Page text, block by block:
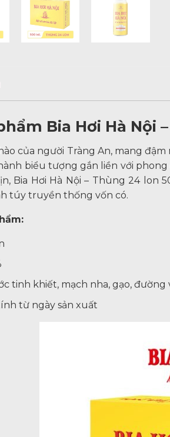
Bia Hơi Hà Nội
của người Tràng An, mang
biểu tượng gắn liền với phong
Bia Hơi Hà Nội – Thùng 24 lon
túy truyền thống vốn có.
tinh khiết, mạch nha, gạo,
từ ngày sản xuất